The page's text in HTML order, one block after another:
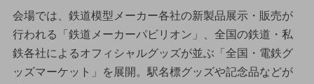
会場では、鉄道模型メーカー各社の新製品展示・販売が
行われる「鉄道メーカーパビリオン」、全国の鉄道・私
鉄各社によるオフィシャルグッズが並ぶ「全国・電鉄グ
ッズマーケット」を展開。駅名標グッズや記念品などが